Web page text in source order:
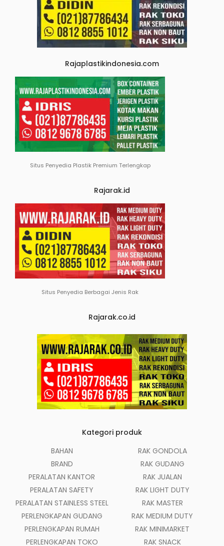
Rajaplastikindonesia.com
Situs Penyedia Plastik Premium Terlengkap
Rajarak.id
Situs Penyedia Berbagai Jenis Rak
Rajarak.co.id
Kategori produk
BAHAN
BRAND
PERALATAN KANTOR
PERALATAN SAFETY
PERALATAN STAINLESS STEEL
PERLENGKAPAN GUDANG
PERLENGKAPAN RUMAH
PERLENGKAPAN TOKO
RAK GONDOLA
RAK GUDANG
RAK JUALAN
RAK LIGHT DUTY
RAK MASTER
RAK MEDIUM DUTY
RAK MINIMARKET
RAK SNACK